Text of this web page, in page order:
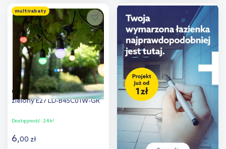
Dodaj do
porównania
Dodaj do
porównania
multirabaty
GTV żarówka LED 1x1 W
zielony E27 LD-B45C01W-GR
Dostępność: 24h!
6,00 zł